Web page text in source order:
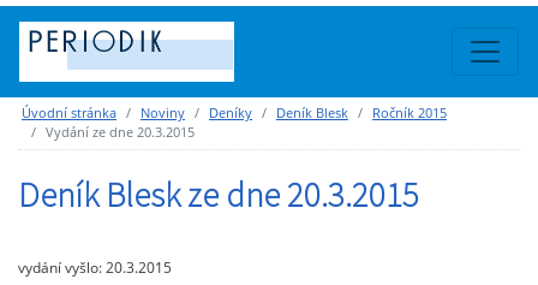
Úvodní stránka Noviny Deníky Deník Blesk
Ročník 2015
Vydání ze dne 20.3.2015
Deník Blesk ze dne 20.3.2015
vydání vyšlo: 20.3.2015